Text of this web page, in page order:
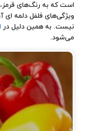
است که به رنگ‌های
ویژگی‌های فلفل دلمه ای
نیست. به همین دلیل در
می‌شود.